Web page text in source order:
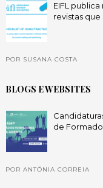
EIFL
revistas que
POR SUSANA COSTA
BLOGS E WEBSITES
de
POR ANTÓNIA CORREIA